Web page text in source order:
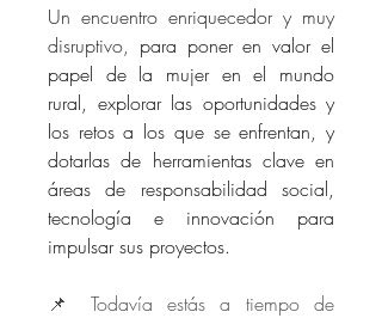
Un encuentro enriquecedor y muy
disruptivo, para poner en valor el
papel de la mujer en el mundo
rural, explorar las oportunidades y
los retos a los que se enfrentan, y
dotarlas de herramientas clave en
áreas de responsabilidad social,
tecnología e innovación para
impulsar sus proyectos.
📌 Todavía estás a tiempo de